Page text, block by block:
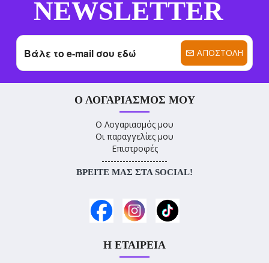
NEWSLETTER
ΑΠΟΣΤΟΛΉ
Ο ΛΟΓΑΡΙΑΣΜΌΣ ΜΟΥ
Ο Λογαριασμός μου
Οι παραγγελίες μου
Επιστροφές
----------------------
ΒΡΕΊΤΕ ΜΑΣ ΣΤΑ SOCIAL!
Η ΕΤΑΙΡΕΊΑ